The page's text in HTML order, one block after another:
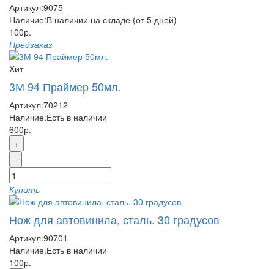
Артикул:9075
Наличие:В наличии на складе (от 5 дней)
100р.
Предзаказ
Хит
3М 94 Праймер 50мл.
Артикул:70212
Наличие:Есть в наличии
600р.
+
-
Купить
Нож для автовинила, сталь. 30 градусов
Артикул:90701
Наличие:Есть в наличии
100р.